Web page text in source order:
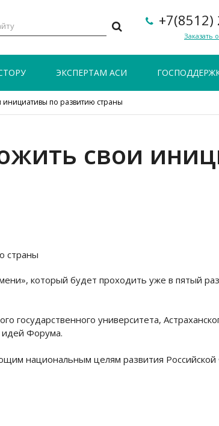
+7(8512)
Заказать
ЭКСПЕРТАМ АСИ
инициативы по развитию страны
свои
который будет проходить уже в пятый
государственного университета,
идей Форума.
национальным целям развития